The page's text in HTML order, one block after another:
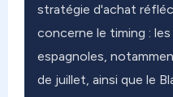
stratégie d'achat
concerne le timing :
espagnoles,
de juillet, ainsi que le